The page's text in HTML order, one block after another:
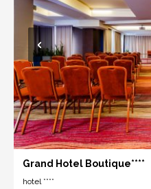
Grand Hotel Boutique****
hotel ****